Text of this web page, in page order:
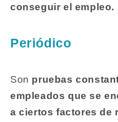
conseguir el empleo.
Periódico
Son pruebas
empleados que se
a ciertos factores de